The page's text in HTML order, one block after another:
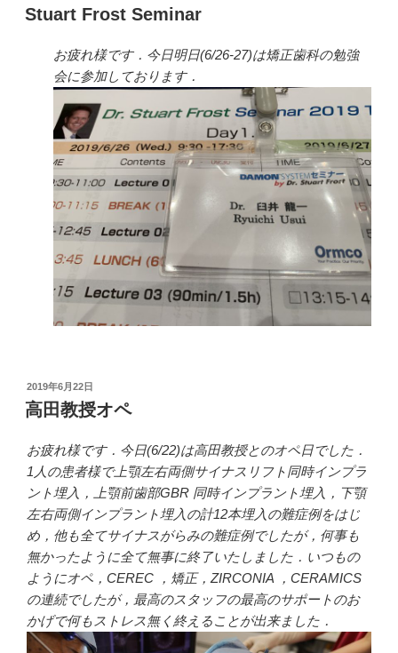
稿
日:
Stuart Frost Seminar
お疲れ様です．今日明日(6/26-27)は矯正歯科の勉強
会に参加しております．
投
稿
日:
2019年6月22日
高田教授オペ
お疲れ様です．今日(6/22)は高田教授とのオペ日でした．
1人の患者様で上顎左右両側サイナスリフト同時インプラ
ント埋入，上顎前歯部GBR 同時インプラント埋入，下顎
左右両側インプラント埋入の計12本埋入の難症例をはじ
め，他も全てサイナスがらみの難症例でしたが，何事も
無かったように全て無事に終了いたしました．いつもの
ようにオペ，CEREC ，矯正，ZIRCONIA ，CERAMICS
の連続でしたが，最高のスタッフの最高のサポートのお
かげで何もストレス無く終えることが出来ました．